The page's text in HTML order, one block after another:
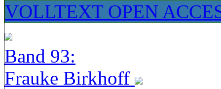
VOLLTEXT OPEN
Band 93:
Frauke Birkhoff